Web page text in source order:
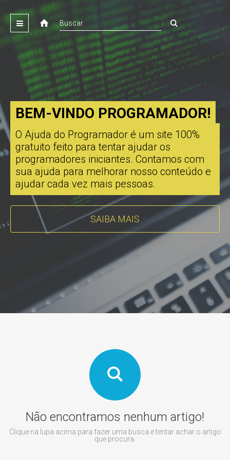
BEM-VINDO PROGRAMADOR!
O Ajuda do Programador é um site 100%
gratuito feito para tentar ajudar os
programadores iniciantes. Contamos com
sua ajuda para melhorar nosso conteúdo e
ajudar cada vez mais pessoas.
SAIBA MAIS
Não encontramos nenhum artigo!
Clique na lupa acima para fazer uma busca e tentar achar o artigo
que procura.